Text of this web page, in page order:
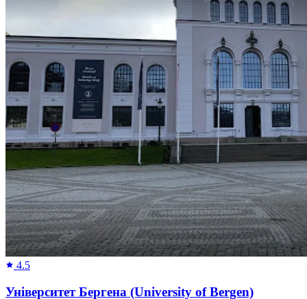
4.5
Університет Бергена (University of Bergen)